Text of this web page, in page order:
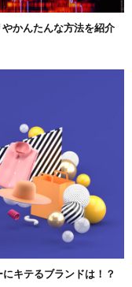
かんたんな方法を紹介
キテるブランドは！？